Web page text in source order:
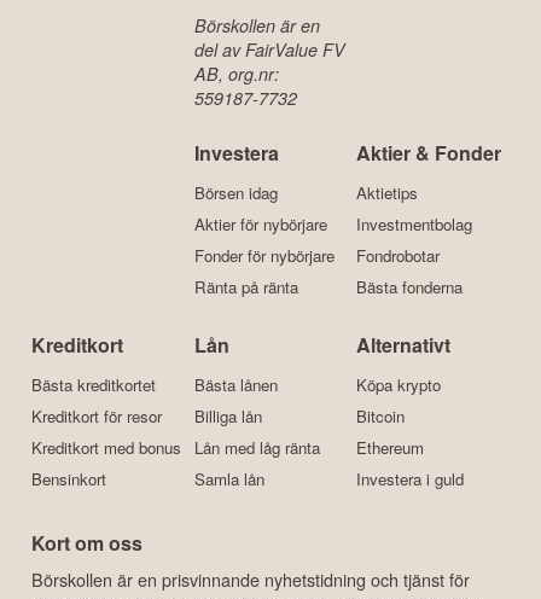
Börskollen är en
del av FairValue FV
AB, org.nr:
559187-7732
Investera
Börsen idag
Aktier för nybörjare
Fonder för nybörjare
Ränta på ränta
Aktier & Fonder
Aktietips
Investmentbolag
Fondrobotar
Bästa fonderna
Kreditkort
Bästa kreditkortet
Kreditkort för resor
Kreditkort med bonus
Bensinkort
Lån
Bästa lånen
Billiga lån
Lån med låg ränta
Samla lån
Alternativt
Köpa krypto
Bitcoin
Ethereum
Investera i guld
Kort om oss
Börskollen är en prisvinnande nyhetstidning och tjänst för